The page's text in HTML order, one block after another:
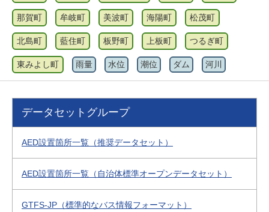
那賀町 牟岐町 美波町 海陽町 松茂町
北島町 藍住町 板野町 上板町 つるぎ町
東みよし町 雨量 水位 潮位 ダム 河川
データセットグループ
AED設置箇所一覧（推奨データセット）
AED設置箇所一覧（自治体標準オープンデータセット）
GTFS-JP（標準的なバス情報フォーマット）